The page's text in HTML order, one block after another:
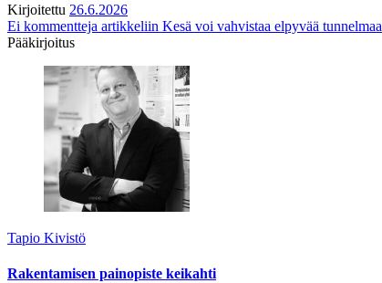
Kirjoitettu 26.6.2026
Ei kommentteja artikkeliin Kesä voi vahvistaa elpyvää tunnelmaa
Pääkirjoitus
Tapio Kivistö
Rakentamisen painopiste keikahti